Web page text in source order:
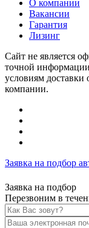
О компании
Вакансии
Гарантия
Лизинг
Сайт не является
точной
условиям
компании.
Заявка на подбор
Заявка на подбор
Перезвоним в